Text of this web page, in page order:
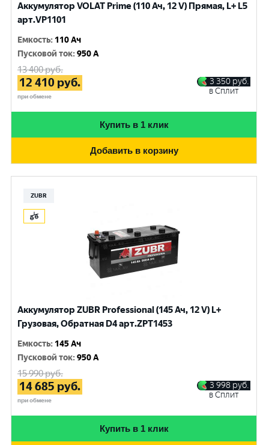
Аккумулятор VOLAT Prime (110 Ач, 12 V) Прямая, L+ L5
арт.VP1101
Емкость: 110 Ач
Пусковой ток:950 A
13 400руб.
12 410 руб.
при обмене
3 350 руб.
в Сплит
Купить в 1 клик
Добавить в корзину
ZUBR
Аккумулятор ZUBR Professional (145 Ач, 12 V) L+
Грузовая, Обратная D4 арт.ZPT1453
Емкость: 145 Ач
Пусковой ток:950 A
15 990руб.
14 685 руб.
при обмене
3 998 руб.
в Сплит
Купить в 1 клик